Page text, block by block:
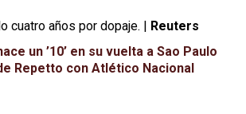
cuatro años por dopaje. | Reuters
un ’10’ en su vuelta a Sao Paulo
Repetto con Atlético Nacional